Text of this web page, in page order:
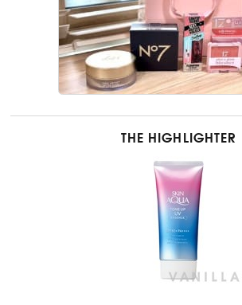
THE HIGHLIGHTER